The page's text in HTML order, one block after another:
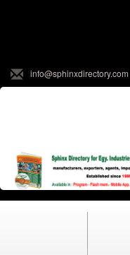
info@sphinxdirectory.com